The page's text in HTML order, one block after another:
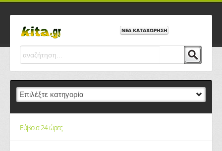
ΝΕΑ ΚΑΤΑΧΩΡΗΣΗ
Εύβοια 24 ώρες